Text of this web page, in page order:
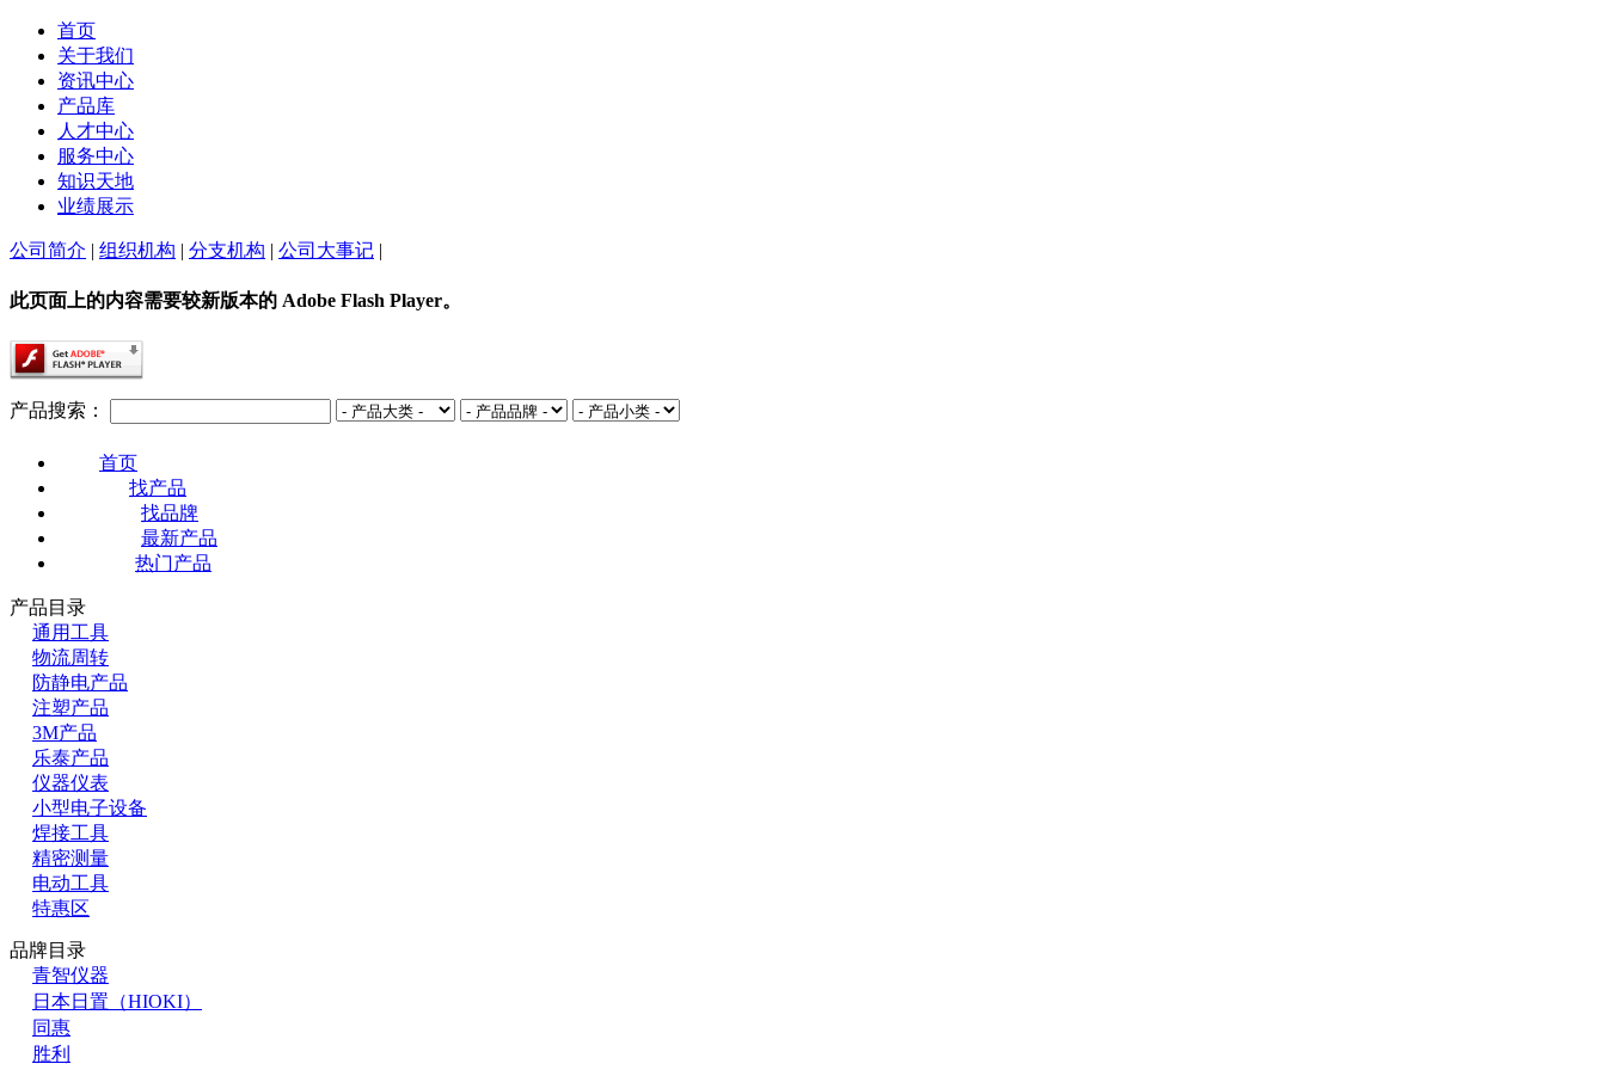
首页
关于我们
资讯中心
产品库
人才中心
服务中心
知识天地
业绩展示
公司简介 | 组织机构 | 分支机构 | 公司大事记 |
此页面上的内容需要较新版本的 Adobe Flash Player。
产品搜索：
首页
找产品
找品牌
最新产品
热门产品
产品目录
通用工具
物流周转
防静电产品
注塑产品
3M产品
乐泰产品
仪器仪表
小型电子设备
焊接工具
精密测量
电动工具
特惠区
品牌目录
青智仪器
日本日置（HIOKI）
同惠
胜利